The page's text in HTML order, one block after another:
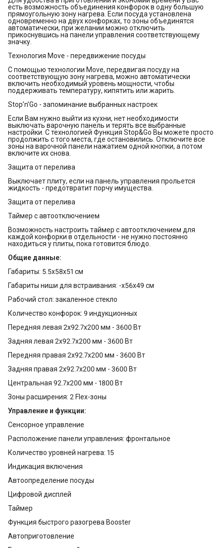
есть возможность объединения конфорок в одну большую
прямоугольную зону нагрева. Если посуда установлена
одновременно на двух конфорках, то зоны объединятся
автоматически, при желании можно отключить
прикоснувшись на панели управления соответствующему
значку.
Технология Move - передвижение посуды
С помощью технологии Move, передвигая посуду на
соответствующую зону нагрева, можно автоматически
включить необходимый уровень мощности, чтобы
поддерживать температуру, кипятить или жарить.
Stop’n’Go - запоминание выбранных настроек
Если Вам нужно выйти из кухни, нет необходимости
выключать варочную панель и терять все выбранные
настройки. С технологией Функция Stop&Go Вы можете просто
продолжить с того места, где остановились. Отключите все
зоны на варочной панели нажатием одной кнопки, а потом
включите их снова.
Защита от перелива
Выключает плиту, если на панель управления прольется
жидкость - предотвратит порчу имущества.
Защита от перелива
Таймер с автоотключением
Возможность настроить таймер с автоотключением для
каждой конфорки в отдельности - не нужно постоянно
находиться у плиты, пока готовится блюдо.
Общие данные:
Габариты: 5.5x58x51 см
Габариты ниши для встраивания: -x56x49 см
Рабочий стол: закаленное стекло
Количество конфорок: 9 индукционных
Передняя левая 2x92.7x200 мм - 3600 Вт
Задняя левая 2x92.7x200 мм - 3600 Вт
Передняя правая 2x92.7x200 мм - 3600 Вт
Задняя правая 2x92.7x200 мм - 3600 Вт
Центральная 92.7x200 мм - 1800 Вт
Зоны расширения: 2 Flex-зоны
Управление и функции:
Сенсорное управление
Расположение панели управления: фронтальное
Количество уровней нагрева: 15
Индикация включения
Автоопределение посуды
Цифровой дисплей
Таймер
Функция быстрого разогрева Booster
Автоприготовление